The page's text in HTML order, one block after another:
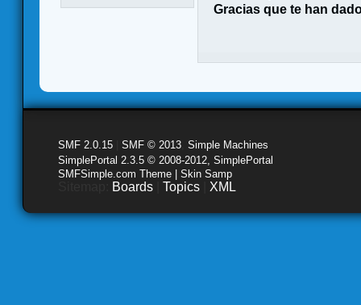
Gracias que te han
SMF 2.0.15 SMF © 2013 Simple Machines
SimplePortal 2.3.5 © 2008-2012, SimplePortal
SMFSimple.com Theme | Skin Samp
Boards Topics XML